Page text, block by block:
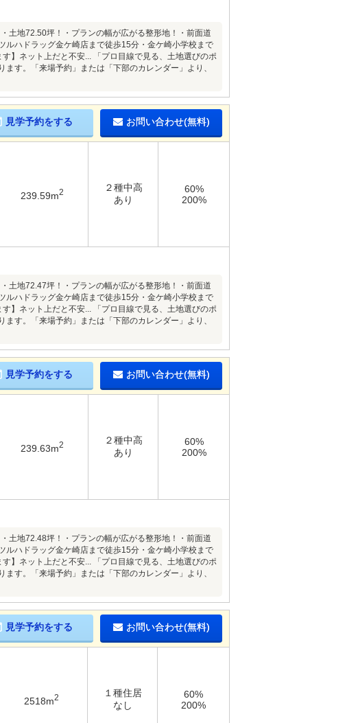
土地72.50坪！・プランの幅が広がる整形地！・前面道
ハドラッグ金ケ崎店まで徒歩15分・金ケ崎小学校まで
】ネット上だと不安... 「プロ目線で見る、土地選びのポ
す。「来場予約」または「下部のカレンダー」より、
見学予約をする お問い合わせ(無料)
239.59m2
２種中高
あり
60%
200%
土地72.47坪！・プランの幅が広がる整形地！・前面道
ハドラッグ金ケ崎店まで徒歩15分・金ケ崎小学校まで
】ネット上だと不安... 「プロ目線で見る、土地選びのポ
す。「来場予約」または「下部のカレンダー」より、
見学予約をする お問い合わせ(無料)
239.63m2
２種中高
あり
60%
200%
土地72.48坪！・プランの幅が広がる整形地！・前面道
ハドラッグ金ケ崎店まで徒歩15分・金ケ崎小学校まで
】ネット上だと不安... 「プロ目線で見る、土地選びのポ
す。「来場予約」または「下部のカレンダー」より、
見学予約をする お問い合わせ(無料)
2518m2
１種住居
なし
60%
200%